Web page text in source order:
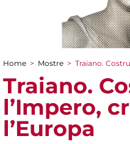
Tu sei qui
Home > Mostre > Traiano.
Traiano.
l’Impero,
l’Europa